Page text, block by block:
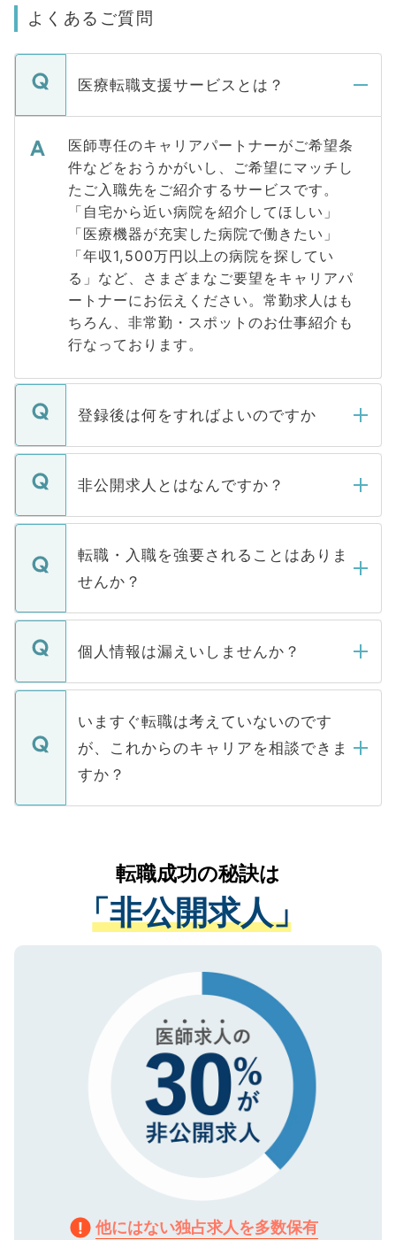
よくあるご質問
医療転職支援サービスとは？
医師専任のキャリアパートナーがご希望条
件などをおうかがいし、ご希望にマッチし
たご入職先をご紹介するサービスです。
「自宅から近い病院を紹介してほしい」
「医療機器が充実した病院で働きたい」
「年収1,500万円以上の病院を探してい
る」など、さまざまなご要望をキャリアパ
ートナーにお伝えください。常勤求人はも
ちろん、非常勤・スポットのお仕事紹介も
行なっております。
登録後は何をすればよいのですか
ご登録いただきましたら、弊社担当者がご
登録内容を確認し、その後メールもしくは
ます。通常、5営業日以内にはご連絡をせて
いただきますので、しばらくお待ちくださ
い。
非公開求人とはなんですか？
マイナビDOCTORで取り扱っている求人の
うち約3割は、Webサイトからご覧いただ
けない「非公開求人」です。非公開求人は
下記の理由によって、一般には公開してい
ません。
■応募殺到を避けるため 人気のある医療機
関を公にしてしまうと、応募が殺到する場
に、医療機関が求める条件に合った人材の
みを人材紹介会社に依頼するケースが増え
ています。
転職・入職を強要されることはありま
せんか？
転職・入職を強要することは一切ありませ
ん。また、仮に応募先から内定をいただい
定を承諾する必要はありません。内定先へ
の辞退の連絡はキャリアパートナーが行い
ますので、ご安心ください。
個人情報は漏えいしませんか？
個人情報が漏えいすることはありませんの
で、ご安心ください。当サイトからの登録
などで収集したご登録者様の個人情報は、
ご本人のキャリアアップおよび転職活動の
支援を目的に使用いたします。お預かりし
ているすべての個人データはご本人の許可
は、個人情報の取り扱いについての厳密な
管理基準を満たした事業者のみに付与され
る、プライバシーマークを取得済みです。
ご登録いただいた個人情報は、SSL（デー
で、機密保持に関してもご安心ください。
いますぐ転職は考えていないのです
が、これからのキャリアを相談できま
すか？
かがいして、現在の医療機関の状況や紹介
経験をまじえながら、適切なアドバイスを
させていただきます。すぐにご転職をされ
ない方には、長期的なサポートが可能です
ので、まずはご登録ください。
転職成功の秘訣は
「非公開求人」
他にはない独占求人を多数保有